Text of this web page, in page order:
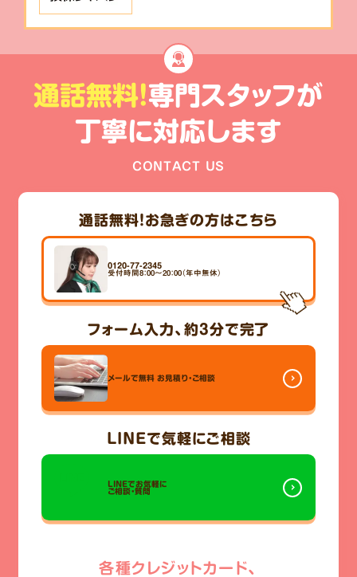
通話無料!専門スタッフが
丁寧に対応します
CONTACT US
通話無料！お急ぎの方はこちら
0120-77-2345
受付時間8：00～20：00（年中無休）
フォーム入力、 約3分で完了
メールで無料 お見積り・ご相談
LINEで気軽にご相談
LINEでお気軽に
ご相談・質問
各種クレジットカード、